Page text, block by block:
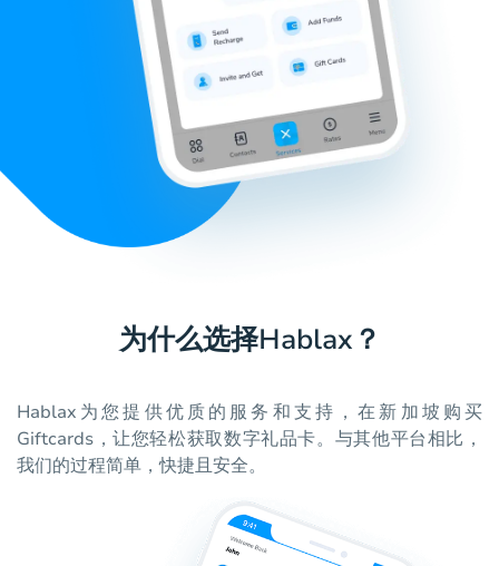
为什么选择Hablax？
Hablax为您提供优质的服务和支持，在新加坡购买
Giftcards，让您轻松获取数字礼品卡。与其他平台相比，
我们的过程简单，快捷且安全。